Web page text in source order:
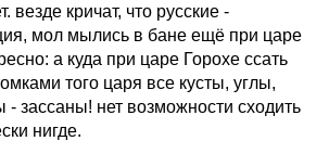
везде кричат, что русские -
мол мылись в бане ещё при царе
а куда при царе Горохе ссать
того царя все кусты, углы,
- зассаны! нет возможности сходить
нигде.